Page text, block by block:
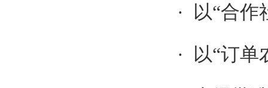
· 以“合作
· 以“订单